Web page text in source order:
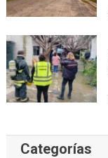
Categorías